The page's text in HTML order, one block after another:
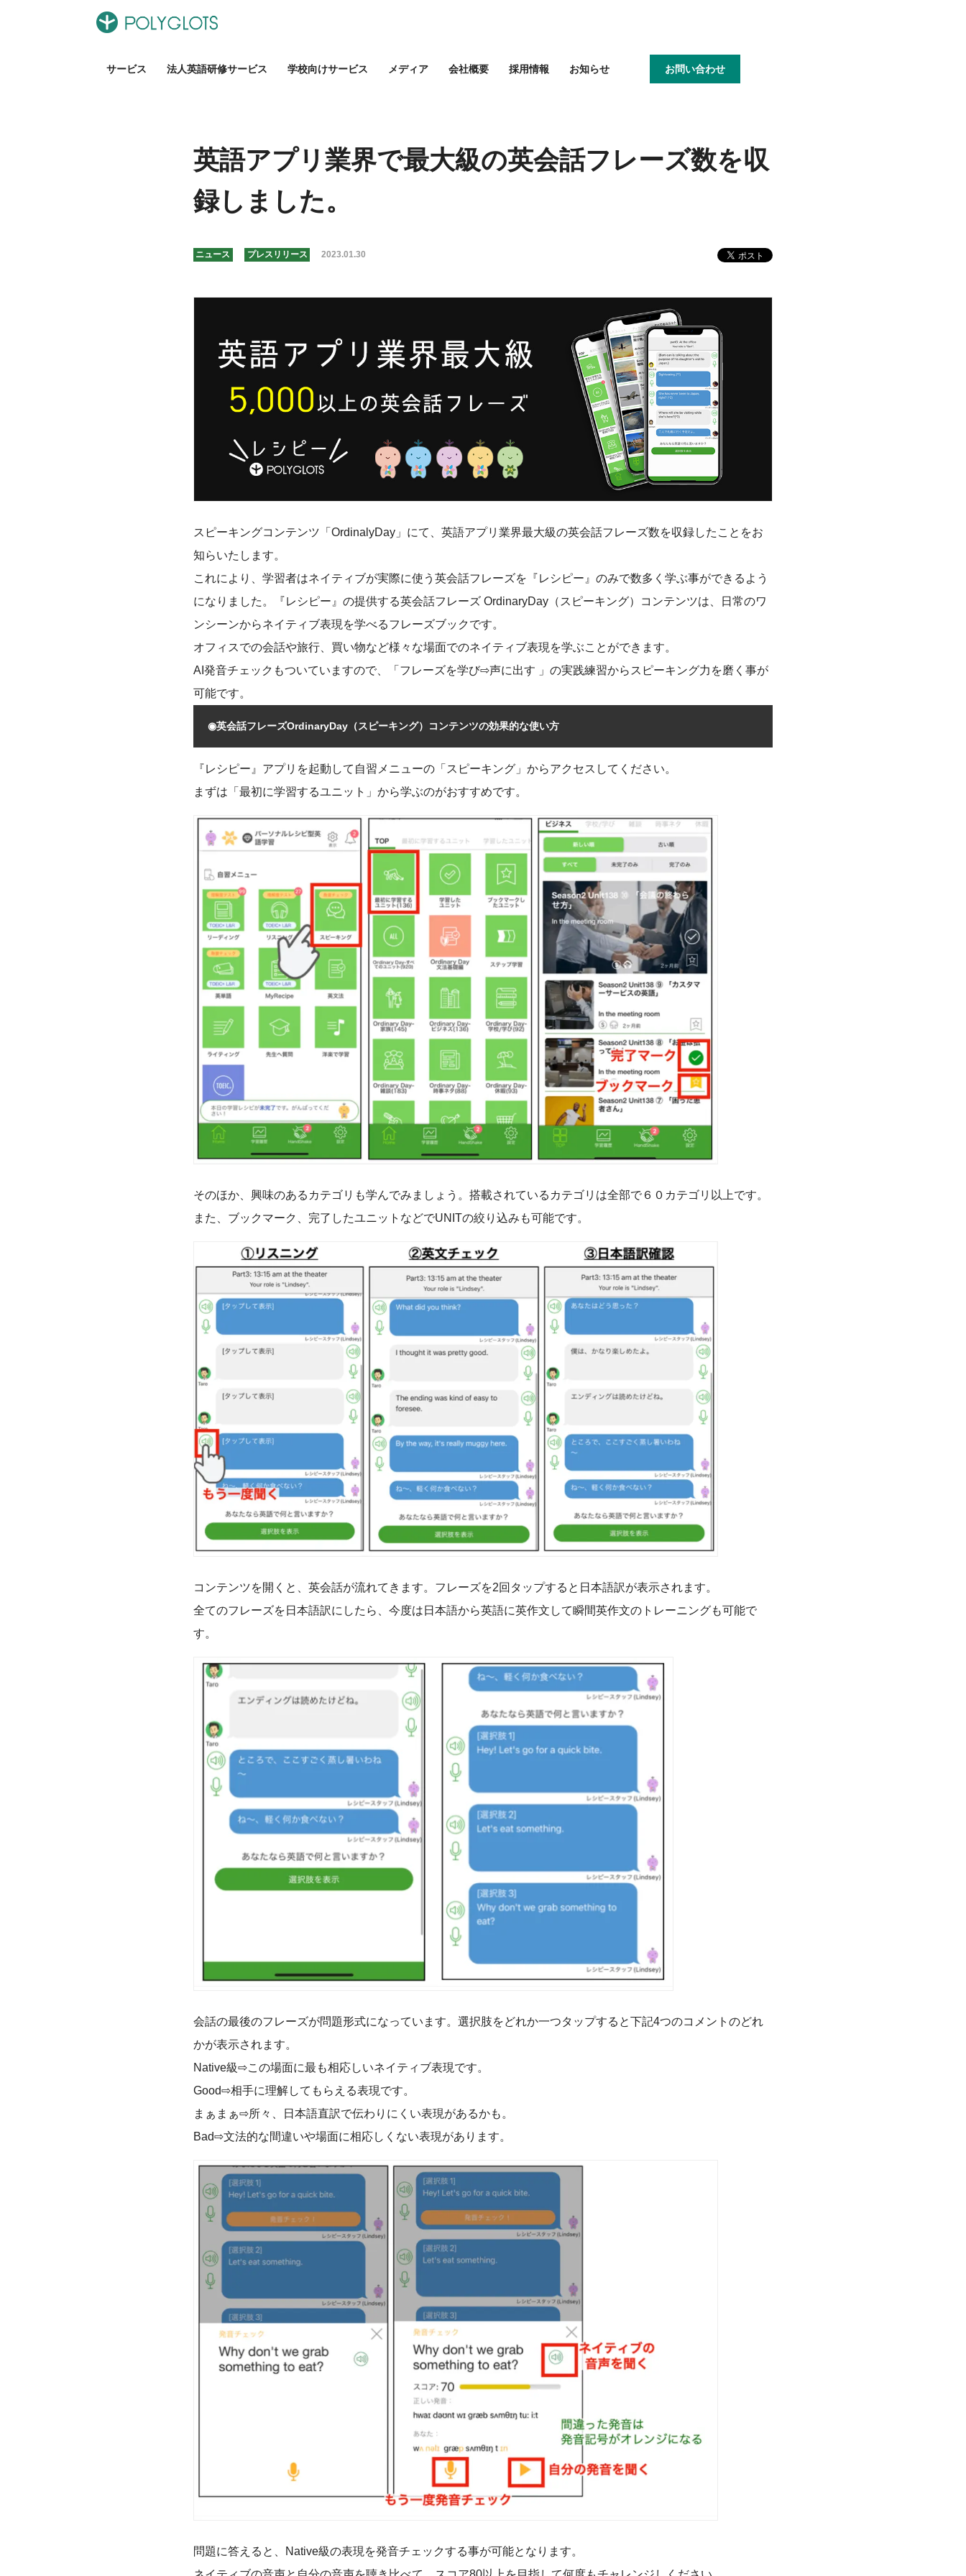
サービス 法人英語研修サービス 学校向けサービス メディア 会社概要 採用情報 お知らせ お問い合わせ
英語アプリ業界で最大級の英会話フレーズ数を収
録しました。
ニュース プレスリリース 2023.01.30
スピーキングコンテンツ「OrdinalyDay」にて、英語アプリ業界最大級の英会話フレーズ数を収録したことをお
知らいたします。
これにより、学習者はネイティブが実際に使う英会話フレーズを『レシピー』のみで数多く学ぶ事ができるよう
になりました。『レシピー』の提供する英会話フレーズ OrdinaryDay（スピーキング）コンテンツは、日常のワ
ンシーンからネイティブ表現を学べるフレーズブックです。
オフィスでの会話や旅行、買い物など様々な場面でのネイティブ表現を学ぶことができます。
AI発音チェックもついていますので、「フレーズを学び⇨声に出す 」の実践練習からスピーキング力を磨く事が
可能です。
◉英会話フレーズOrdinaryDay（スピーキング）コンテンツの効果的な使い方
『レシピー』アプリを起動して自習メニューの「スピーキング」からアクセスしてください。
まずは「最初に学習するユニット」から学ぶのがおすすめです。
そのほか、興味のあるカテゴリも学んでみましょう。搭載されているカテゴリは全部で６０カテゴリ以上です。
また、ブックマーク、完了したユニットなどでUNITの絞り込みも可能です。
コンテンツを開くと、英会話が流れてきます。フレーズを2回タップすると日本語訳が表示されます。
全てのフレーズを日本語訳にしたら、今度は日本語から英語に英作文して瞬間英作文のトレーニングも可能で
す。
会話の最後のフレーズが問題形式になっています。選択肢をどれか一つタップすると下記4つのコメントのどれ
かが表示されます。
Native級⇨この場面に最も相応しいネイティブ表現です。
Good⇨相手に理解してもらえる表現です。
まぁまぁ⇨所々、日本語直訳で伝わりにくい表現があるかも。
Bad⇨文法的な間違いや場面に相応しくない表現があります。
問題に答えると、Native級の表現を発音チェックする事が可能となります。